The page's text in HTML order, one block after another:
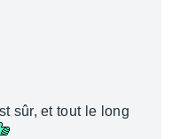
sûr, et tout le long